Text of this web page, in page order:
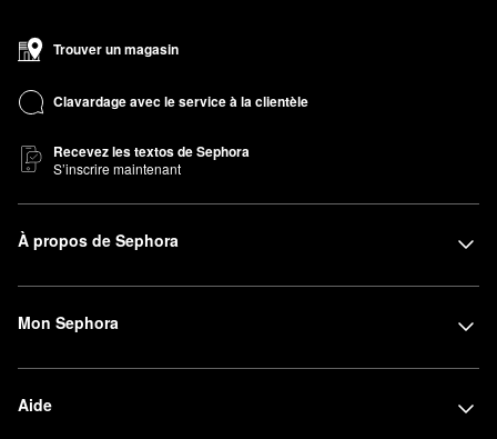
Trouver un magasin
Clavardage avec le service à la clientèle
Recevez les textos de Sephora
S’inscrire maintenant
À propos de Sephora
Mon Sephora
Aide